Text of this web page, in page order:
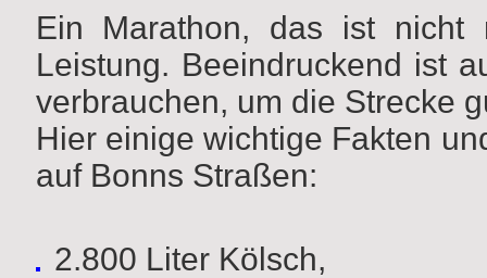
Ein Marathon, das ist nicht
Leistung. Beeindruckend ist
verbrauchen, um die Strecke
Hier einige wichtige Fakten
auf Bonns Straßen:
2.800 Liter Kölsch,